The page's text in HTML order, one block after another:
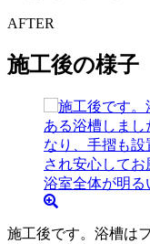
AFTER
施工後の様子
施工後です。浴槽は